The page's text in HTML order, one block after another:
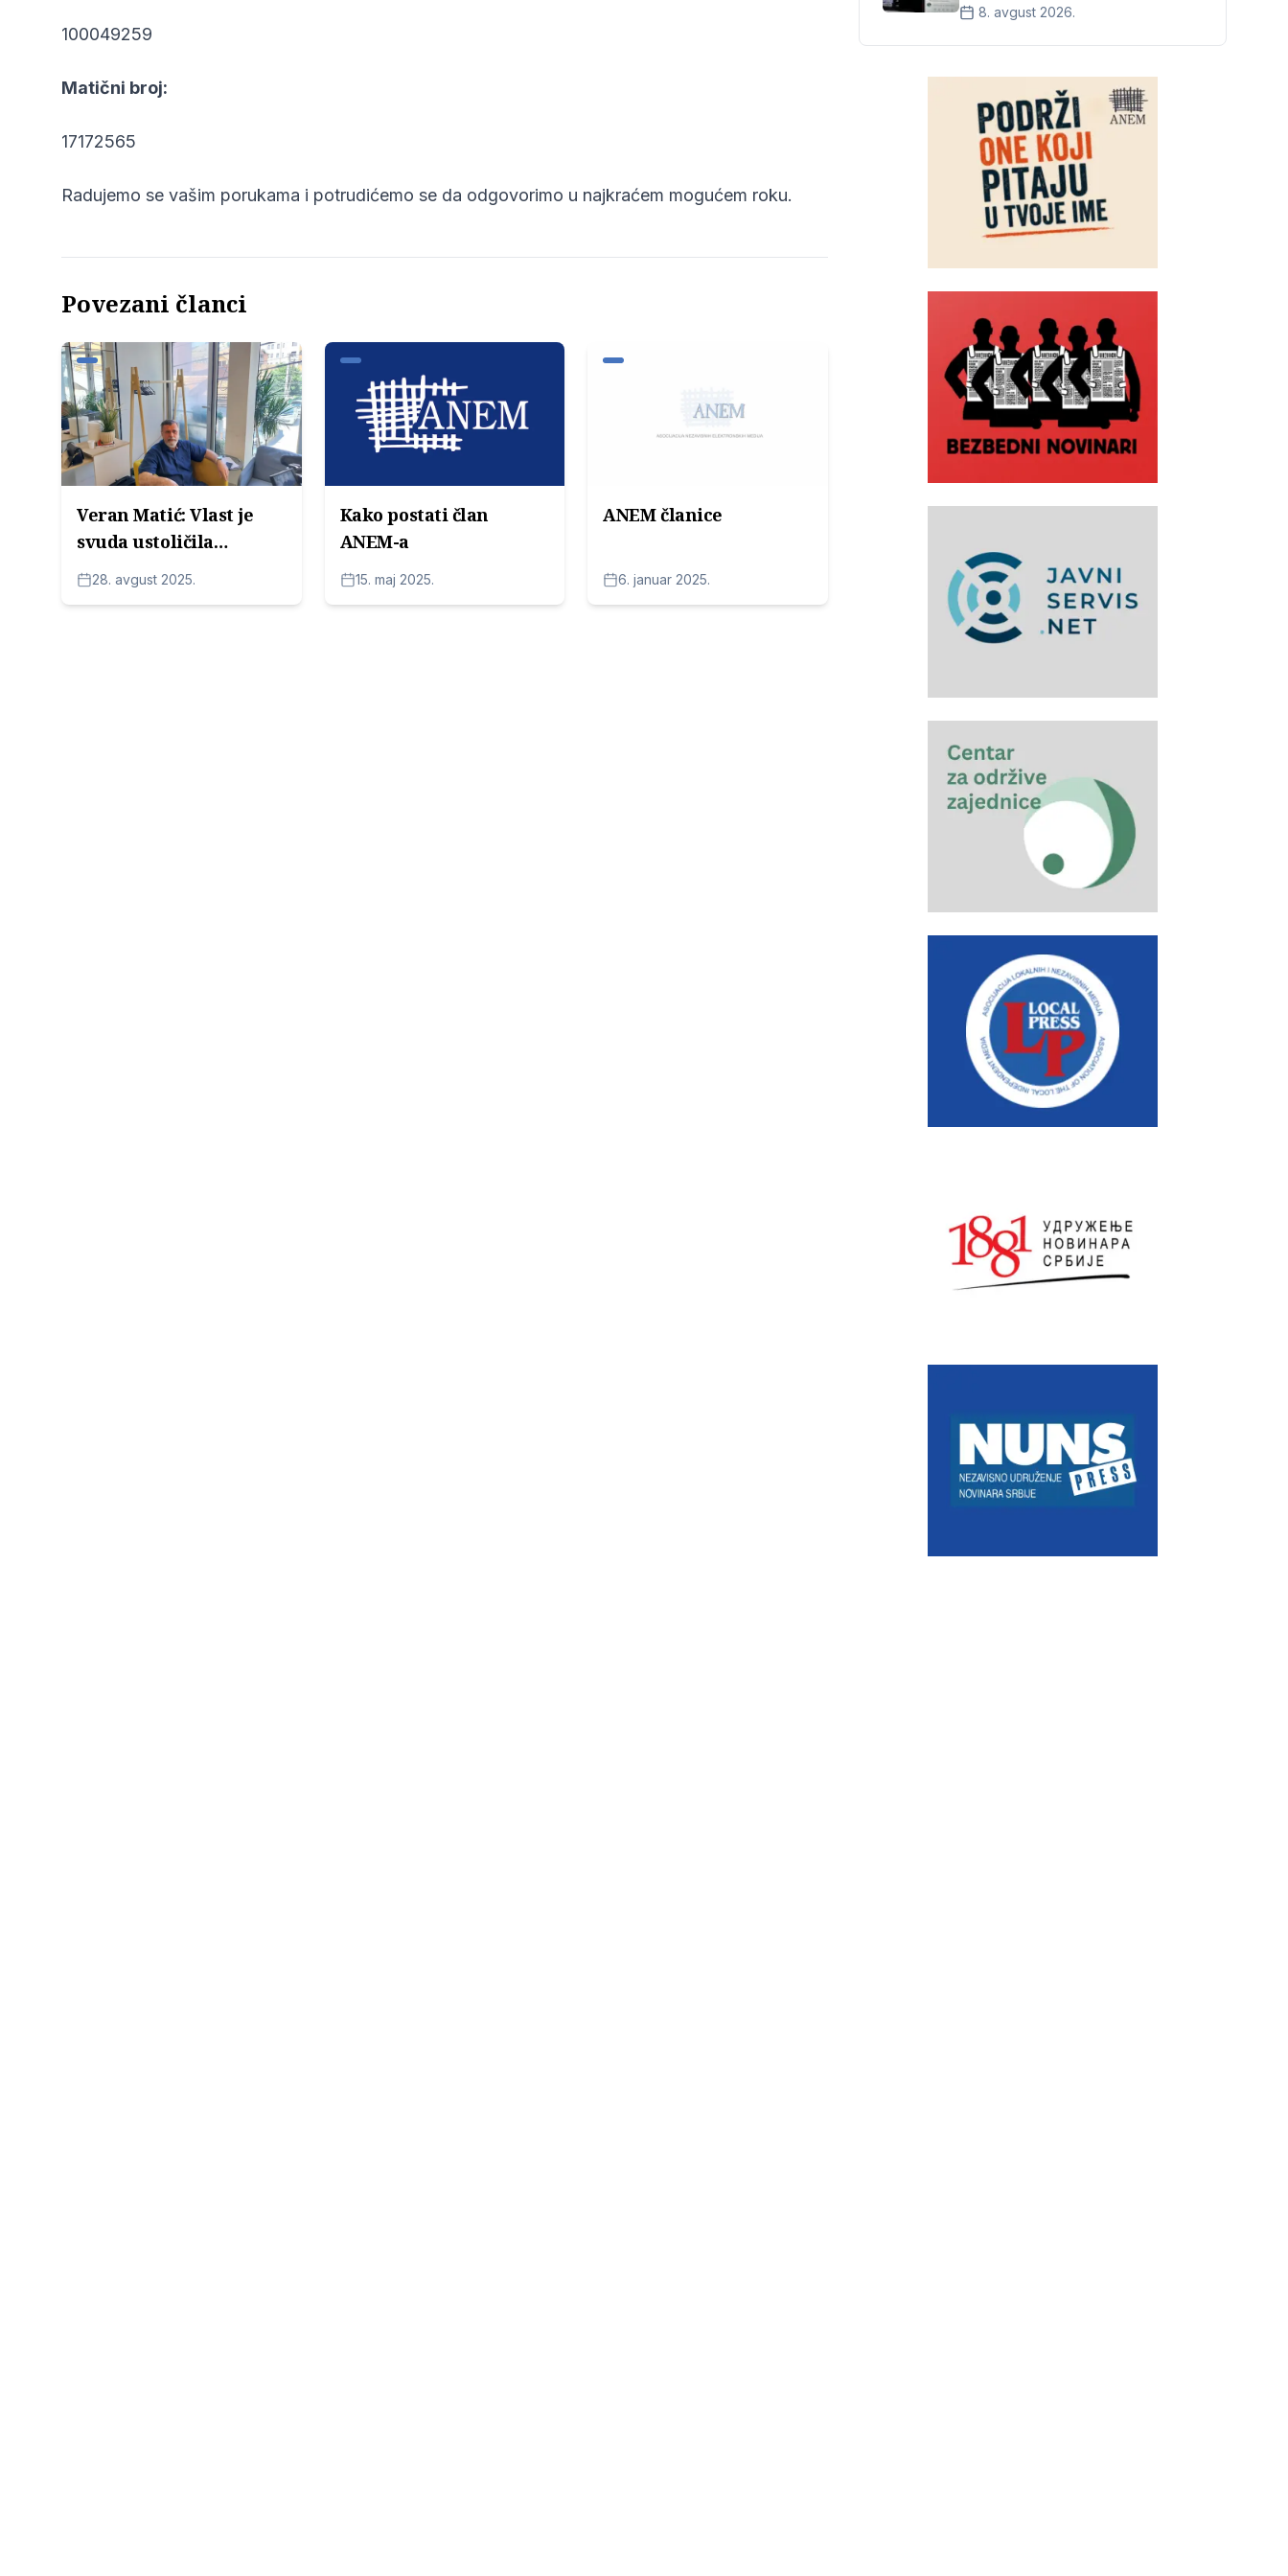
100049259
Matični broj:
17172565
Radujemo se vašim porukama i potrudićemo se da odgovorimo u najkraćem mogućem roku.
Povezani članci
Veran Matić: Vlast je
svuda ustoličila
nenormalnost
28. avgust 2025.
Kako postati član
ANEM-a
15. maj 2025.
ANEM članice
6. januar 2025.
8. avgust 2026.